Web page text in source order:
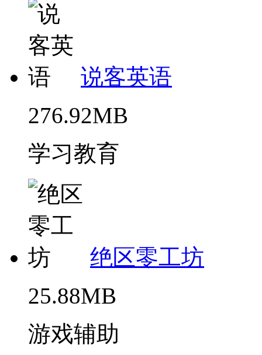
说客英语
276.92MB
学习教育
绝区零工坊
25.88MB
游戏辅助